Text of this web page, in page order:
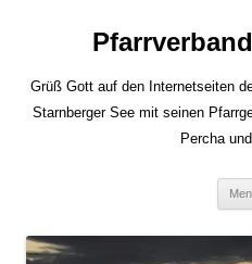
Grüß Gott auf den Internetseiten
Starnberger See mit seinen
Percha